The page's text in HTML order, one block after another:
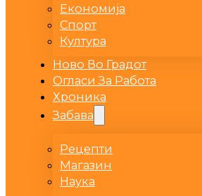
Економија
Спорт
Култура
Ново Во Градот
Огласи За Работа
Хроника
Забава
Рецепти
Магазин
Наука